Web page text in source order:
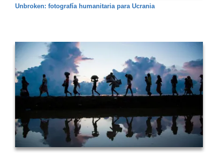
Unbroken: fotografía humanitaria para Ucrania